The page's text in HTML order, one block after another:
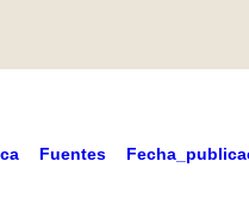
Fuentes